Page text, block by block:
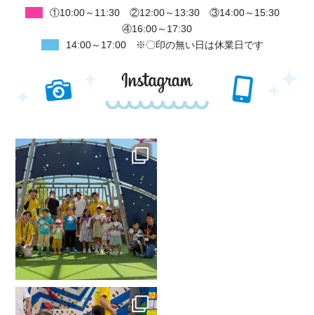
①10:00～11:30 ②12:00～13:30 ③14:00～15:30
④16:00～17:30
14:00～17:00 ※〇印の無い日は休業日です